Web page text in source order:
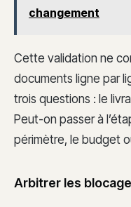
changement
Cette validation ne
documents ligne par
trois questions : le
Peut-on passer à
périmètre, le budget
Arbitrer les